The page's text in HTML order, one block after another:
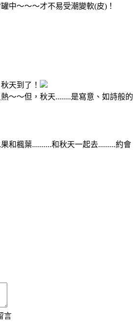
中～～～才不易受潮變軟(皮)！
天到了！
～～但，秋天........是寫意、如詩般的
和楓葉..........和秋天一起去.........約會
言